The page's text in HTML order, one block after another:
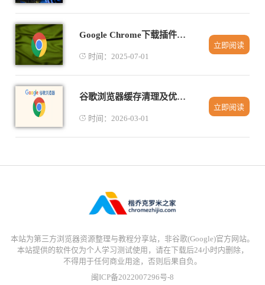
Google Chrome下载插件页面反应迟钝是浏览器问题吗
时间：2025-07-01
立即阅读
谷歌浏览器缓存清理及优化操作教程
时间：2026-03-01
立即阅读
本站为第三方浏览器资源整理与教程分享站，非谷歌(Google)官方网站。
本站提供的软件仅为个人学习测试使用，请在下载后24小时内删除，
不得用于任何商业用途，否则后果自负。
闽ICP备2022007296号-8